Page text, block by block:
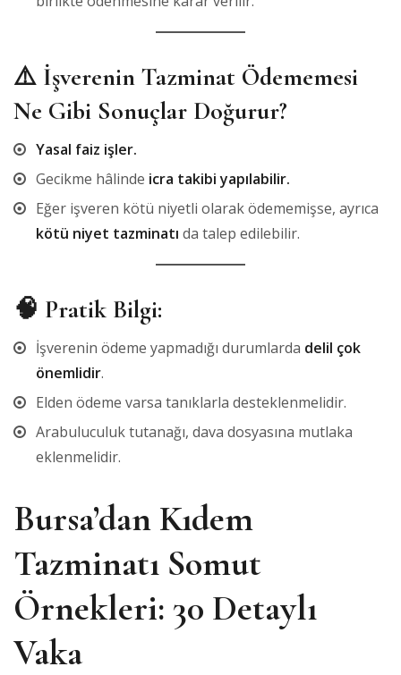
⚠️ İşverenin Tazminat Ödememesi
Ne Gibi Sonuçlar Doğurur?
Yasal faiz işler.
Gecikme hâlinde icra takibi yapılabilir.
Eğer işveren kötü niyetli olarak ödememişse, ayrıca
kötü niyet tazminatı da talep edilebilir.
🧠 Pratik Bilgi:
İşverenin ödeme yapmadığı durumlarda delil çok
önemlidir.
Elden ödeme varsa tanıklarla desteklenmelidir.
Arabuluculuk tutanağı, dava dosyasına mutlaka
eklenmelidir.
Bursa’dan Kıdem
Tazminatı Somut
Örnekleri: 30 Detaylı
Vaka